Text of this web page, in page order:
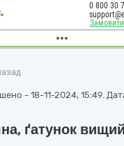
0 800 30
- 18-11-2024, 15:49.
ґатунок